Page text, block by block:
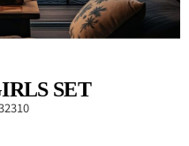
SET